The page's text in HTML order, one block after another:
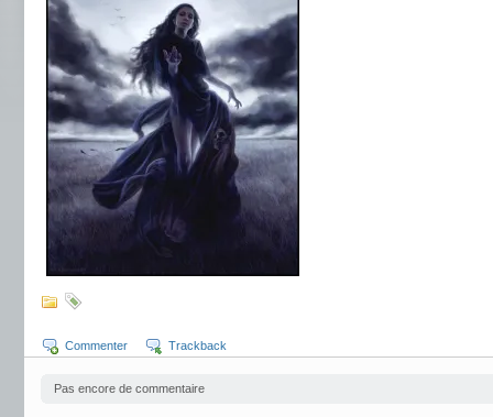
Commenter Trackback
Pas encore de commentaire